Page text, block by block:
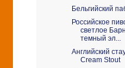
Бельгийский
Российское
светлое
темный эл...
Английский
Cream Stout